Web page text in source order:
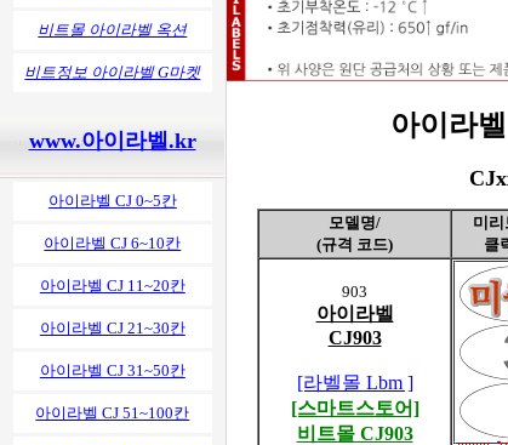
비트몰 아이라벨 옥션
비트정보 아이라벨 G마켓
www.아이라벨.kr
아이라벨 CJ 0~5칸
아이라벨 CJ 6~10칸
아이라벨 CJ 11~20칸
아이라벨 CJ 21~30칸
아이라벨 CJ 31~50칸
아이라벨 CJ 51~100칸
아이라
모델명/
(규격 코드)
미
클
903
아이라벨
CJ903
[라벨몰 Lbm ]
[스마트스토어]
비트몰 CJ903